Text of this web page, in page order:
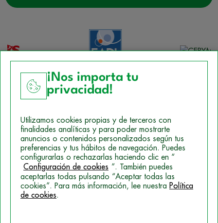
Política de Cookies
Mapa del sitio
Politica de Privacidad
© 2026 Campus Training
¡Nos importa tu
privacidad!
Utilizamos cookies propias y de terceros con
finalidades analíticas y para poder mostrarte
anuncios o contenidos personalizados según tus
preferencias y tus hábitos de navegación. Puedes
configurarlas o rechazarlas haciendo clic en “
Configuración de cookies ”. También puedes
aceptarlas todas pulsando “Aceptar todas las
cookies”. Para más información, lee nuestra Política
de cookies.